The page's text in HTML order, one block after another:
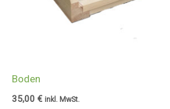
Boden
35,00 € inkl. MwSt.